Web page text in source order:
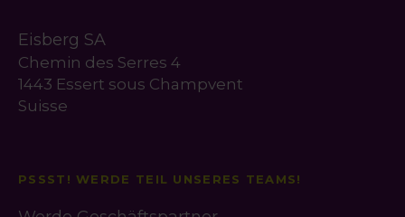
Eisberg SA
Chemin des Serres 4
1443 Essert sous Champvent
Suisse
PSSST! WERDE TEIL UNSERES TEAMS!